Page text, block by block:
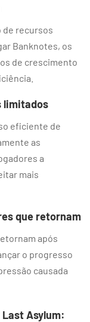
de recursos
Banknotes, os
de crescimento
limitados
eficiente de
as
a
mais
que retornam
após
o progresso
causada
Asylum: